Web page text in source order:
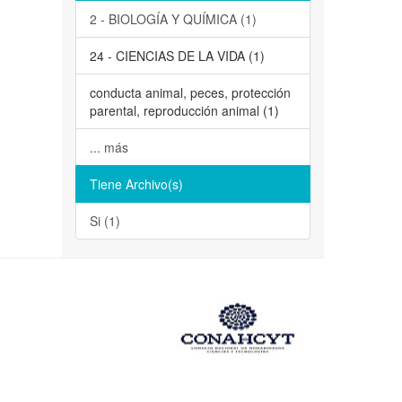
2 - BIOLOGÍA Y QUÍMICA (1)
24 - CIENCIAS DE LA VIDA (1)
conducta animal, peces, protección
parental, reproducción animal (1)
... más
Tiene Archivo(s)
Si (1)